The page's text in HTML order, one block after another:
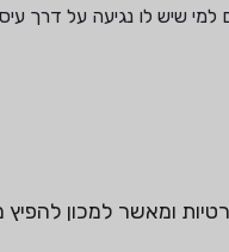
שיש לו נגיעה על דרך
ומאשר למכון להפיץ